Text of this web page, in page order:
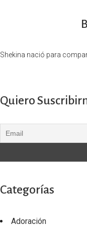
Shekina nació para
Quiero
Categorías
Adoración